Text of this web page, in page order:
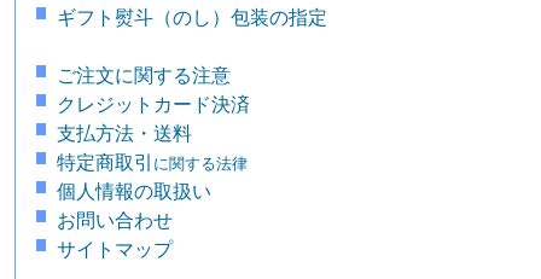
ギフト熨斗（のし）包装の指定
ご注文に関する注意
クレジットカード決済
支払方法・送料
特定商取引 に関する法律
個人情報の取扱い
お問い合わせ
サイトマップ